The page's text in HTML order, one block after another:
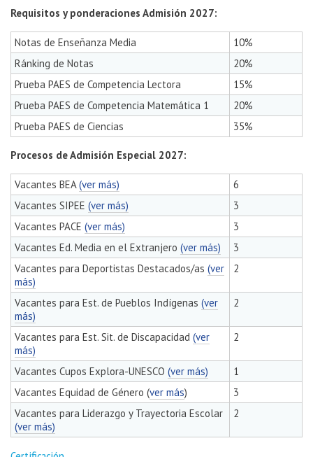
Requisitos y ponderaciones Admisión 2027:
Notas de Enseñanza Media
10%
Ránking de Notas
20%
Prueba PAES de Competencia Lectora
15%
Prueba PAES de Competencia Matemática 1
20%
Prueba PAES de Ciencias
35%
Procesos de Admisión Especial 2027:
Vacantes BEA(ver más)
6
Vacantes SIPEE (ver más)
3
Vacantes PACE (ver más)
3
Vacantes Ed. Media en el Extranjero (ver más)
3
Vacantes para Deportistas Destacados/as (ver
más)
2
Vacantes para Est. de Pueblos Indígenas (ver
más)
2
Vacantes para Est. Sit. de Discapacidad (ver
más)
2
Vacantes Cupos Explora-UNESCO (ver más)
1
Vacantes Equidad de Género (ver más)
3
Vacantes para Liderazgo y Trayectoria Escolar
(ver más)
2